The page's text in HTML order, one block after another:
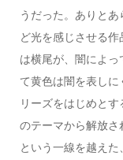
うだった。ありと
ど光を感じさせる
は横尾が、闇によ
て黄色は闇を表し
リーズをはじめとす
のテーマから解放さ
という一線を越え